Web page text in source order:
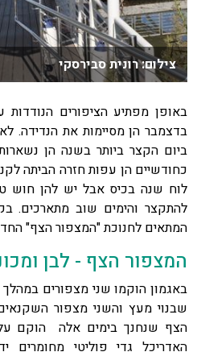
צילום: רונית סבירסקי
בדצמבר הן מסיימות את הנדידה.
ביום הקצר ביותר בשנה הן
כחודשיים הן עפות חזרה הביתה
לוח שנה בכיס אבל יש להן חוש
להתקצר והימים שוב מתארכים.
המתאים לחנוכת "המצפור הצף"
המצפור הצף - לבן
באגמון הוקמו שני מצפורים
שבנוי מעץ והשני מצפור
הצף שנחנך בימים אלה הוקם על
האדריכל גדי פוליטי מחומרים